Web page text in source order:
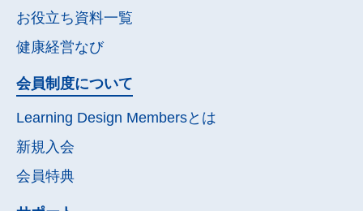
お役立ち資料一覧
健康経営なび
会員制度について
Learning Design Membersとは
新規入会
会員特典